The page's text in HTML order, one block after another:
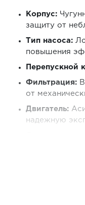
Корпус:
защиту от
Тип насоса:
повышения
Перепускной
Фильтрация:
от
Двигатель:
надежную